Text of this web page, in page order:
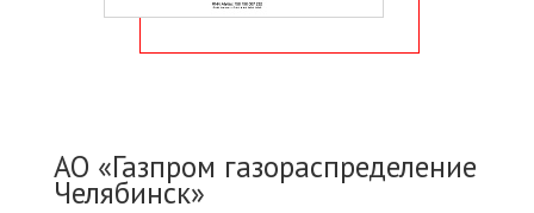
АО «Газпром газораспределение
Челябинск»